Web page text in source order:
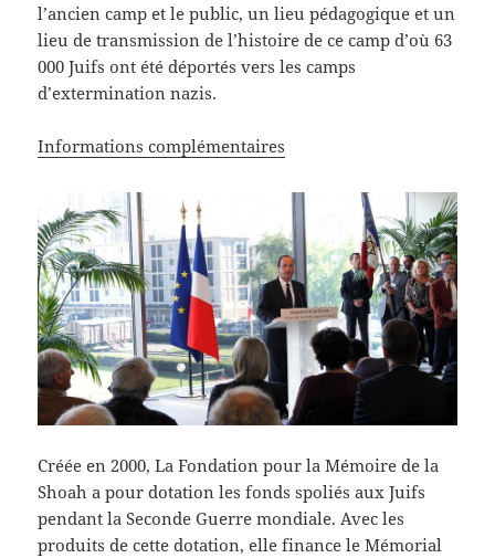
l’ancien camp et le public, un lieu pédagogique et un
lieu de transmission de l’histoire de ce camp d’où 63
000 Juifs ont été déportés vers les camps
d’extermination nazis.
Informations complémentaires
Créée en 2000, La Fondation pour la Mémoire de la
Shoah a pour dotation les fonds spoliés aux Juifs
pendant la Seconde Guerre mondiale. Avec les
produits de cette dotation, elle finance le Mémorial